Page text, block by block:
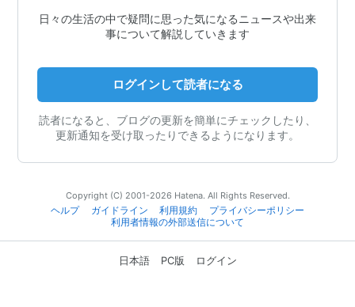
日々の生活の中で疑問に思った気になるニュースや出来
事について解説していきます
ログインして読者になる
読者になると、ブログの更新を簡単にチェックしたり、
更新通知を受け取ったりできるようになります。
Copyright (C) 2001-2026 Hatena. All Rights Reserved.
ヘルプ
ガイドライン 利用規約
プライバシーポリシー
利用者情報の外部送信について
日本語 PC版 ログイン